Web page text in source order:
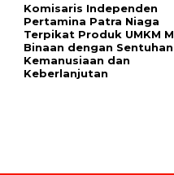
Komisaris Independen
Pertamina Patra Niaga
Terpikat Produk UMKM
Binaan dengan Sentuhan
Kemanusiaan dan
Keberlanjutan